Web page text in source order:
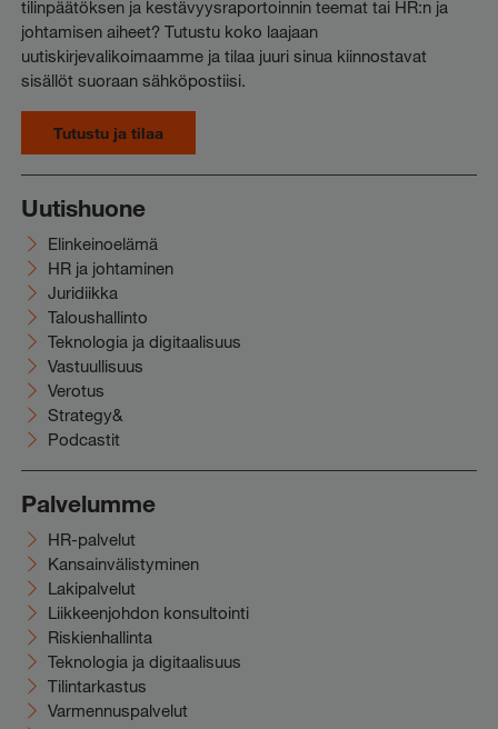
tilinpäätöksen ja kestävyysraportoinnin teemat tai HR:n ja
johtamisen aiheet? Tutustu koko laajaan
uutiskirjevalikoimaamme ja tilaa juuri sinua kiinnostavat
sisällöt suoraan sähköpostiisi.
Tutustu ja tilaa
Uutishuone
Elinkeinoelämä
HR ja johtaminen
Juridiikka
Taloushallinto
Teknologia ja digitaalisuus
Vastuullisuus
Verotus
Strategy&
Podcastit
Palvelumme
HR-palvelut
Kansainvälistyminen
Lakipalvelut
Liikkeenjohdon konsultointi
Riskienhallinta
Teknologia ja digitaalisuus
Tilintarkastus
Varmennuspalvelut